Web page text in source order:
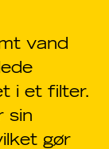
vand
i et filter.
sin
gør